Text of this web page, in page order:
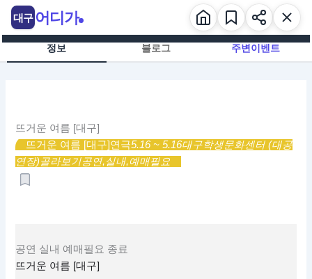
츠
정보 블로그 주변이벤트
뜨거운 여름 [대구]
뜨거운 여름 [대구]연극5.16 ~ 5.16대구학생문화센터 (대공
연장)골라보기공연,실내,예매필요
공연 실내 예매필요 종료
뜨거운 여름 [대구]
대구 어디가